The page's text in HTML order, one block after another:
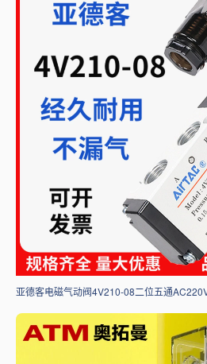
亚德客电磁气动阀4V210-08二位五通